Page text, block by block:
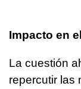
Impacto en
La cuestión
repercutir las